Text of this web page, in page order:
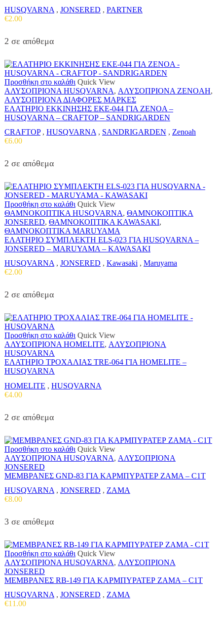
HUSQVARNA , JONSERED , PARTNER
€2.00
2 σε απόθεμα
Προσθήκη στο καλάθι Quick View
ΑΛΥΣΟΠΡΙΟΝΑ HUSQVARNA, ΑΛΥΣΟΠΡΙΟΝΑ ZENOAH,
ΑΛΥΣΟΠΡΙΟΝΑ ΔΙΑΦΟΡΕΣ ΜΑΡΚΕΣ
ΕΛΑΤΗΡΙΟ ΕΚΚΙΝΗΣΗΣ ΕΚΕ-044 ΓΙΑ ZENOA –
HUSQVARNA – CRAFTOP – SANDRIGARDEN
CRAFTOP, HUSQVARNA , SANDRIGARDEN , Zenoah
€6.00
2 σε απόθεμα
Προσθήκη στο καλάθι Quick View
ΘΑΜΝΟΚΟΠΤΙΚΑ HUSQVARNA, ΘΑΜΝΟΚΟΠΤΙΚΑ
JONSERED, ΘΑΜΝΟΚΟΠΤΙΚΑ KAWASAKI,
ΘΑΜΝΟΚΟΠΤΙΚΑ MARUYAMA
ΕΛΑΤΗΡΙΟ ΣΥΜΠΛΕΚΤΗ ELS-023 ΓΙΑ HUSQVARNA –
JONSERED – MARUYAMA – KAWASAKI
HUSQVARNA , JONSERED , Kawasaki , Maruyama
€2.00
2 σε απόθεμα
Προσθήκη στο καλάθι Quick View
ΑΛΥΣΟΠΡΙΟΝΑ HOMELITE, ΑΛΥΣΟΠΡΙΟΝΑ
HUSQVARNA
ΕΛΑΤΗΡΙΟ ΤΡΟΧΑΛΙΑΣ TRE-064 ΓΙΑ HOMELITE –
HUSQVARNA
HOMELITE , HUSQVARNA
€4.00
2 σε απόθεμα
Προσθήκη στο καλάθι Quick View
ΑΛΥΣΟΠΡΙΟΝΑ HUSQVARNA, ΑΛΥΣΟΠΡΙΟΝΑ
JONSERED
ΜΕΜΒΡΑΝΕΣ GND-83 ΓΙΑ ΚΑΡΜΠΥΡΑΤΕΡ ZAMA – C1T
HUSQVARNA , JONSERED , ZAMA
€8.00
3 σε απόθεμα
Προσθήκη στο καλάθι Quick View
ΑΛΥΣΟΠΡΙΟΝΑ HUSQVARNA, ΑΛΥΣΟΠΡΙΟΝΑ
JONSERED
ΜΕΜΒΡΑΝΕΣ RB-149 ΓΙΑ ΚΑΡΜΠΥΡΑΤΕΡ ZAMA – C1T
HUSQVARNA , JONSERED , ZAMA
€11.00